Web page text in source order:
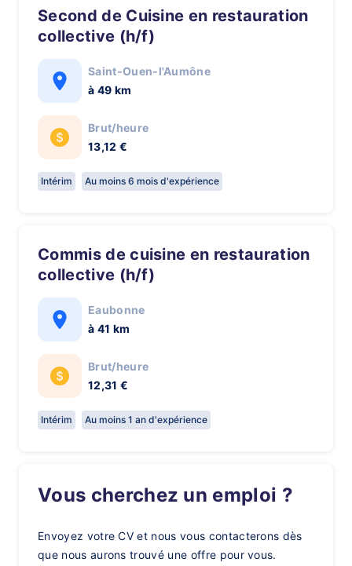
Second de Cuisine en restauration
collective (h/f)
Saint-Ouen-l'Aumône
à 49 km
Brut/heure
13,12 €
Intérim Au moins 6 mois d'expérience
Commis de cuisine en restauration
collective (h/f)
Eaubonne
à 41 km
Brut/heure
12,31 €
Intérim Au moins 1 an d'expérience
Vous cherchez un emploi ?
Envoyez votre CV et nous vous contacterons dès
que nous aurons trouvé une offre pour vous.